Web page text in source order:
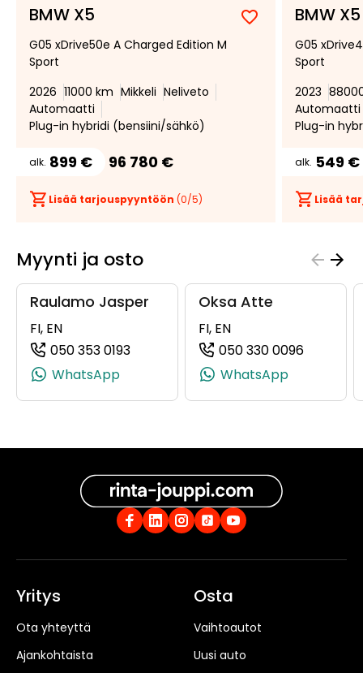
BMW X5
Lisää
suosikiksi
Poista
suosikeista
G05 xDrive50e A Charged Edition M
Sport
2026 11000 km Mikkeli Neliveto
Automaatti
Plug-in hybridi (bensiini/sähkö)
alk. 899 € 96 780 €
Lisää tarjouspyyntöön (0/5)
BMW X5
G05
Sport
2023
Automaatti
Plug-in
alk. 549 €
Lisää
Myynti ja osto
Raulamo Jasper
FI, EN
050 353 0193
(+358503530193, 0503530193, +358
WhatsApp
Oksa Atte
FI, EN
050 330 0096
WhatsApp
Yritys
Ota yhteyttä
Ajankohtaista
Osta
Vaihtoautot
Uusi auto